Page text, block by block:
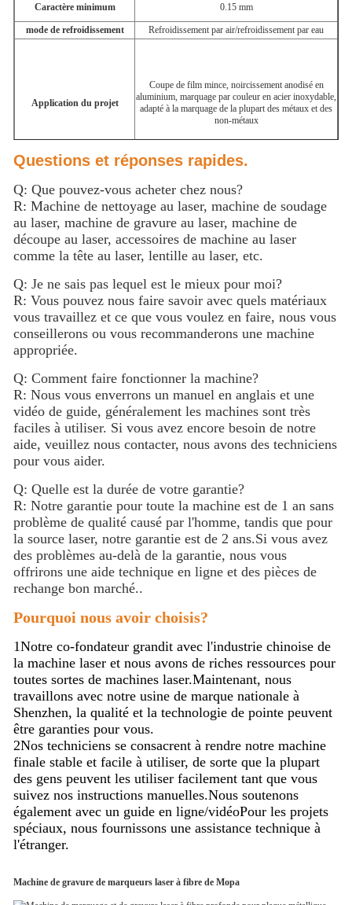
Caractère minimum 0.15 mm
mode de refroidissement Refroidissement par air/refroidissement par eau
Application du projet
Coupe de film mince, noircissement anodisé en
aluminium, marquage par couleur en acier inoxydable,
adapté à la marquage de la plupart des métaux et des
non-métaux
Questions et réponses rapides.
Q: Que pouvez-vous acheter chez nous?
R: Machine de nettoyage au laser, machine de soudage
au laser, machine de gravure au laser, machine de
découpe au laser, accessoires de machine au laser
comme la tête au laser, lentille au laser, etc.
Q: Je ne sais pas lequel est le mieux pour moi?
R: Vous pouvez nous faire savoir avec quels matériaux
vous travaillez et ce que vous voulez en faire, nous vous
conseillerons ou vous recommanderons une machine
appropriée.
Q: Comment faire fonctionner la machine?
R: Nous vous enverrons un manuel en anglais et une
vidéo de guide, généralement les machines sont très
faciles à utiliser. Si vous avez encore besoin de notre
aide, veuillez nous contacter, nous avons des techniciens
pour vous aider.
Q: Quelle est la durée de votre garantie?
R: Notre garantie pour toute la machine est de 1 an sans
problème de qualité causé par l'homme, tandis que pour
la source laser, notre garantie est de 2 ans.Si vous avez
des problèmes au-delà de la garantie, nous vous
offrirons une aide technique en ligne et des pièces de
rechange bon marché..
Pourquoi nous avoir choisis?
1Notre co-fondateur grandit avec l'industrie chinoise de
la machine laser et nous avons de riches ressources pour
toutes sortes de machines laser.Maintenant, nous
travaillons avec notre usine de marque nationale à
Shenzhen, la qualité et la technologie de pointe peuvent
être garanties pour vous.
2Nos techniciens se consacrent à rendre notre machine
finale stable et facile à utiliser, de sorte que la plupart
des gens peuvent les utiliser facilement tant que vous
suivez nos instructions manuelles.Nous soutenons
également avec un guide en ligne/vidéoPour les projets
spéciaux, nous fournissons une assistance technique à
l'étranger.
Machine de gravure de marqueurs laser à fibre de Mopa